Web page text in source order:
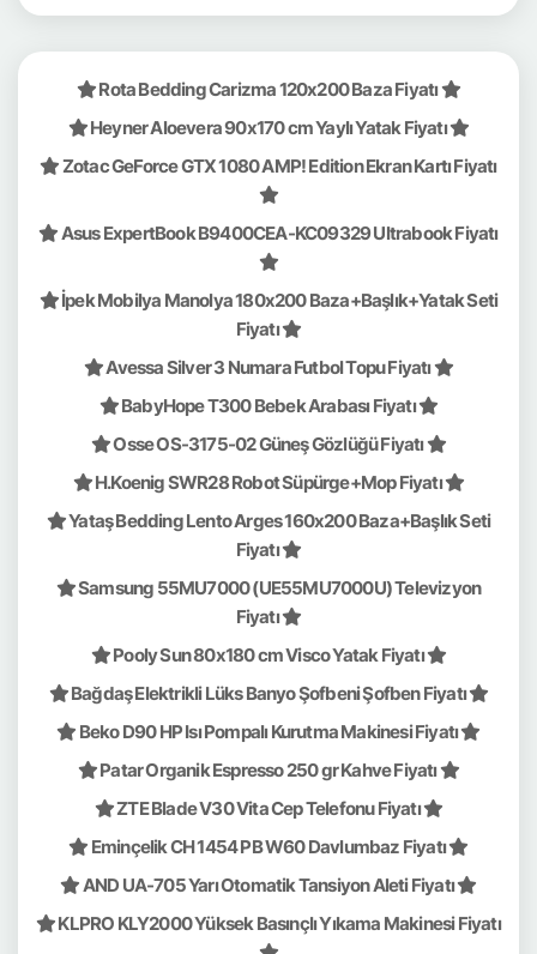
Rota Bedding Carizma 120x200 Baza Fiyatı
Heyner Aloevera 90x170 cm Yaylı Yatak Fiyatı
Zotac GeForce GTX 1080 AMP! Edition Ekran Kartı Fiyatı
Asus ExpertBook B9400CEA-KC09329 Ultrabook Fiyatı
İpek Mobilya Manolya 180x200 Baza+Başlık+Yatak Seti
Fiyatı
Avessa Silver 3 Numara Futbol Topu Fiyatı
BabyHope T300 Bebek Arabası Fiyatı
Osse OS-3175-02 Güneş Gözlüğü Fiyatı
H.Koenig SWR28 Robot Süpürge+Mop Fiyatı
Yataş Bedding Lento Arges 160x200 Baza+Başlık Seti
Fiyatı
Samsung 55MU7000 (UE55MU7000U) Televizyon
Fiyatı
Pooly Sun 80x180 cm Visco Yatak Fiyatı
Bağdaş Elektrikli Lüks Banyo Şofbeni Şofben Fiyatı
Beko D90 HP Isı Pompalı Kurutma Makinesi Fiyatı
Patar Organik Espresso 250 gr Kahve Fiyatı
ZTE Blade V30 Vita Cep Telefonu Fiyatı
Eminçelik CH 1454 PB W60 Davlumbaz Fiyatı
AND UA-705 Yarı Otomatik Tansiyon Aleti Fiyatı
KLPRO KLY2000 Yüksek Basınçlı Yıkama Makinesi Fiyatı